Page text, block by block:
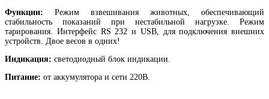
Функции: Режим взвешивания животных, обеспечивающий
стабильность показаний при нестабильной нагрузке. Режим
тарирования. Интерфейс RS 232 и USB, для подключения внешних
устройств. Двое весов в одних!
Индикация: светодиодный блок индикации.
Питание: от аккумулятора и сети 220В.